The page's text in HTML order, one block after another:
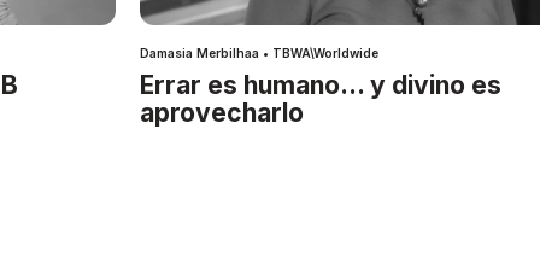
Damasia Merbilhaa • TBWA\Worldwide
Errar es humano… y divino es
aprovecharlo